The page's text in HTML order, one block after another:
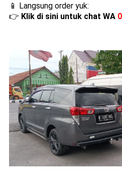
📱 Langsung order yuk:
👉 Klik di sini untuk chat WA